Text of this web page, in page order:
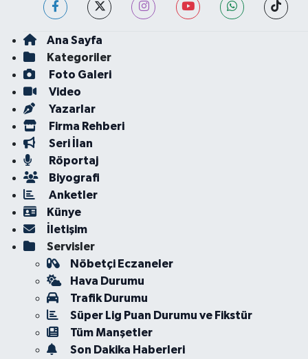
Ana Sayfa
Kategoriler
Foto Galeri
Video
Yazarlar
Firma Rehberi
Seri İlan
Röportaj
Biyografi
Anketler
Künye
İletişim
Servisler
Nöbetçi Eczaneler
Hava Durumu
Trafik Durumu
Süper Lig Puan Durumu ve Fikstür
Tüm Manşetler
Son Dakika Haberleri